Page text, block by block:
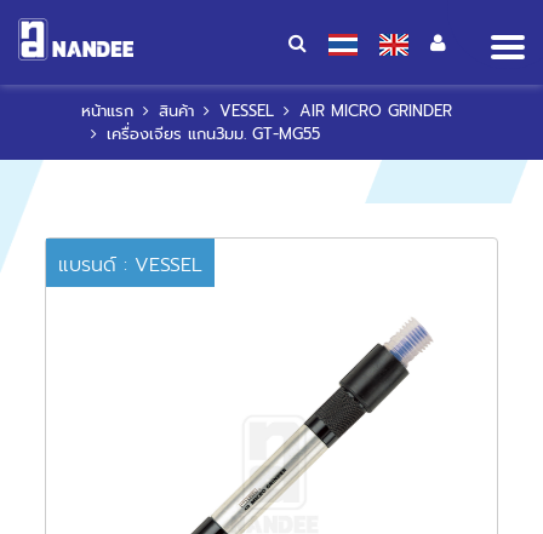
หน้าแรก สินค้า VESSEL
AIR MICRO GRINDER
เครื่องเจียร แกน3มม. GT-MG55
แบรนด์ : VESSEL